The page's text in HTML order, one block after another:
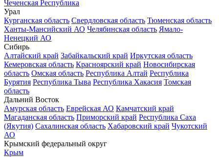
Чеченская Республика
Урал
Курганская область Свердловская область Тюменская область
Ханты-Мансийский АО Челябинская область Ямало-
Ненецкий АО
Сибирь
Алтайский край Забайкальский край Иркутская область
Кемеровская область Красноярский край Новосибирская
область Омская область Республика Алтай Республика
Бурятия Республика Тыва Республика Хакасия Томская
область
Дальний Восток
Амурская область Еврейская АО Камчатский край
Магаданская область Приморский край Республика Саха
(Якутия) Сахалинская область Хабаровский край Чукотский
АО
Крымский федеральный округ
Крым